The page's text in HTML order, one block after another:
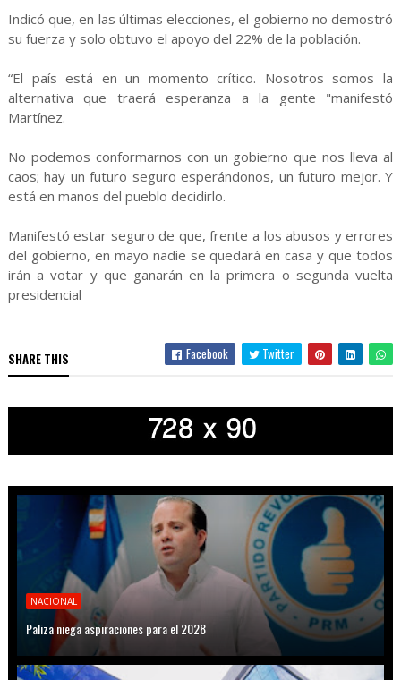
Indicó que, en las últimas elecciones, el gobierno no demostró
su fuerza y solo obtuvo el apoyo del 22% de la población.
“El país está en un momento crítico. Nosotros somos la
alternativa que traerá esperanza a la gente "manifestó
Martínez.
No podemos conformarnos con un gobierno que nos lleva al
caos; hay un futuro seguro esperándonos, un futuro mejor. Y
está en manos del pueblo decidirlo.
Manifestó estar seguro de que, frente a los abusos y errores
del gobierno, en mayo nadie se quedará en casa y que todos
irán a votar y que ganarán en la primera o segunda vuelta
presidencial
SHARE THIS Facebook Twitter
NACIONAL
Paliza niega aspiraciones para el 2028